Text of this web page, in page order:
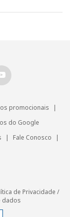
promocionais
|
do Google
| Fale Conosco
|
de Privacidade /
dados